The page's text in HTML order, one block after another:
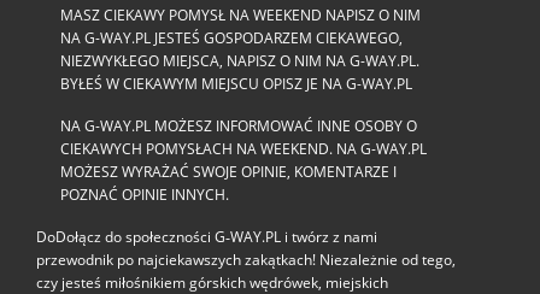
MASZ CIEKAWY POMYSŁ NA WEEKEND NAPISZ O NIM
NA G-WAY.PL JESTEŚ GOSPODARZEM CIEKAWEGO,
NIEZWYKŁEGO MIEJSCA, NAPISZ O NIM NA G-WAY.PL.
BYŁEŚ W CIEKAWYM MIEJSCU OPISZ JE NA G-WAY.PL
NA G-WAY.PL MOŻESZ INFORMOWAĆ INNE OSOBY O
CIEKAWYCH POMYSŁACH NA WEEKEND. NA G-WAY.PL
MOŻESZ WYRAŻAĆ SWOJE OPINIE, KOMENTARZE I
POZNAĆ OPINIE INNYCH.
DoDołącz do społeczności G‑WAY.PL i twórz z nami
przewodnik po najciekawszych zakątkach! Niezależnie od tego,
czy jesteś miłośnikiem górskich wędrówek, miejskich